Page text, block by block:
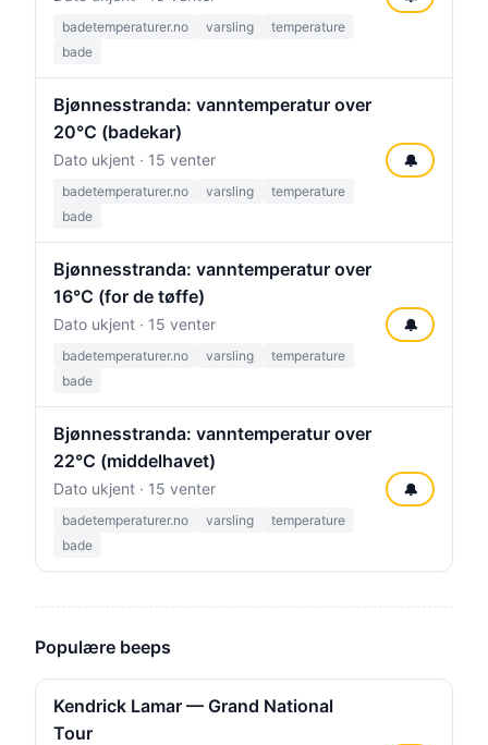
badetemperaturer.no varsling
temperature
bade
Bjønnesstranda: vanntemperatur over
20°C (badekar)
Dato ukjent · 15 venter
badetemperaturer.no varsling
temperature
bade
🔔
Bjønnesstranda: vanntemperatur over
16°C (for de tøffe)
Dato ukjent · 15 venter
badetemperaturer.no varsling
temperature
bade
🔔
Bjønnesstranda: vanntemperatur over
22°C (middelhavet)
Dato ukjent · 15 venter
badetemperaturer.no varsling
temperature
bade
🔔
Populære beeps
Kendrick Lamar — Grand National
Tour